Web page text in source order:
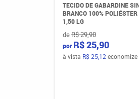
TECIDO DE GABARDINE
BRANCO 100%
1,50 LG
deR$ 29,90
por R$ 25,90
à vista R$ 25,12 economize